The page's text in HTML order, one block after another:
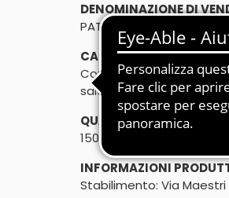
DENOMINAZIONE DI
PATATE FRITTE. SENZA
CARATTERISTICHE:
Con sale iodato
salati, solo olio di semi di
QUANTITÀ:
150g
INFORMAZIONI
Stabilimento: Via